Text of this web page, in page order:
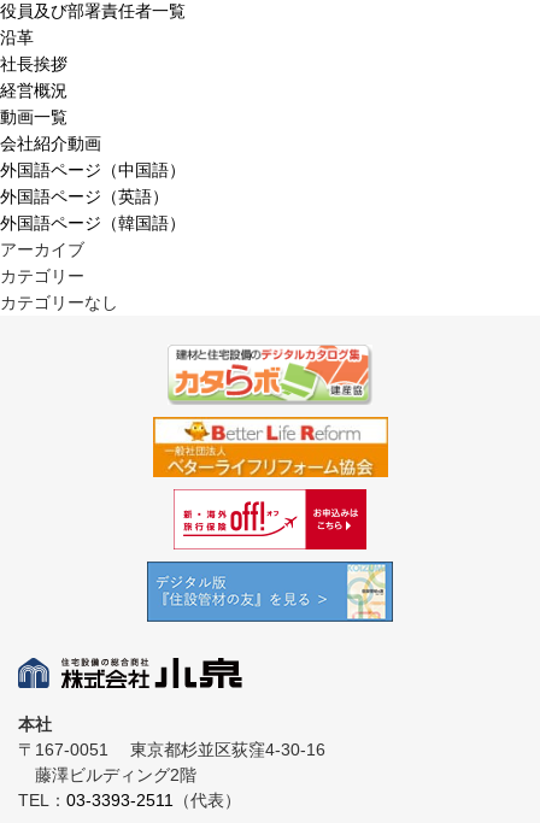
役員及び部署責任者一覧
沿革
社長挨拶
経営概況
動画一覧
会社紹介動画
外国語ページ（中国語）
外国語ページ（英語）
外国語ページ（韓国語）
アーカイブ
カテゴリー
カテゴリーなし
本社
〒167-0051
東京都杉並区荻窪4-30-16
藤澤ビルディング2階
TEL： 03-3393-2511 （代表）